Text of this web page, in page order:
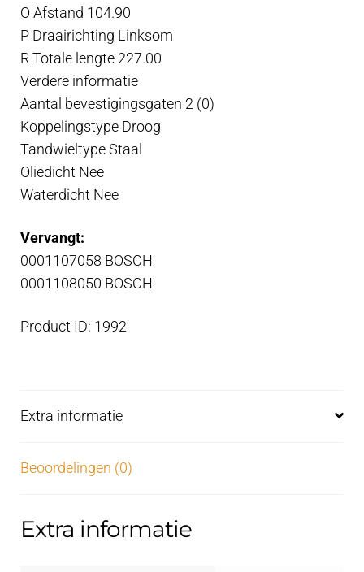
O Afstand 104.90
P Draairichting Linksom
R Totale lengte 227.00
Verdere informatie
Aantal bevestigingsgaten 2 (0)
Koppelingstype Droog
Tandwieltype Staal
Oliedicht Nee
Waterdicht Nee
Vervangt:
0001107058 BOSCH
0001108050 BOSCH
Product ID: 1992
Extra informatie
Beoordelingen (0)
Extra informatie